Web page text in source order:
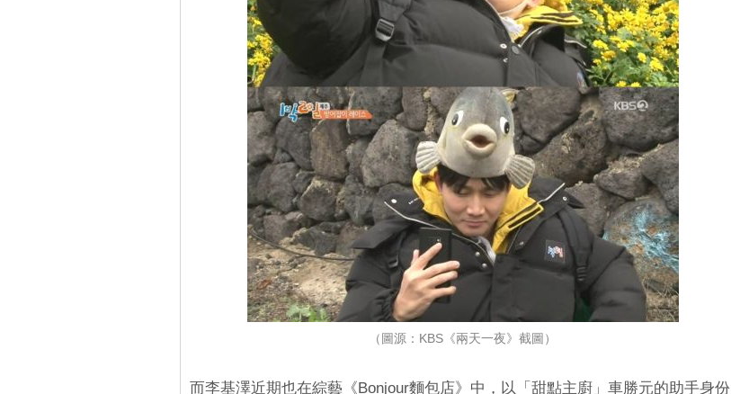
（圖源：KBS《兩天一夜》截圖）
而李基澤近期也在綜藝《Bonjour麵包店》中，以「甜點主廚」車勝元的助手身份